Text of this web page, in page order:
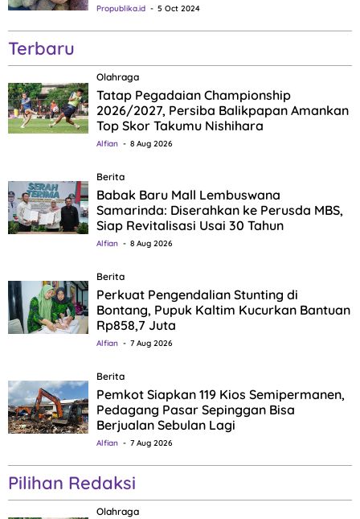
Propublika.id 5 Oct 2024
Terbaru
Olahraga
Tatap Pegadaian Championship
2026/2027, Persiba Balikpapan Amankan
Top Skor Takumu Nishihara
Alfian 8 Aug 2026
Berita
Babak Baru Mall Lembuswana
Samarinda: Diserahkan ke Perusda MBS,
Siap Revitalisasi Usai 30 Tahun
Alfian 8 Aug 2026
Berita
Perkuat Pengendalian Stunting di
Bontang, Pupuk Kaltim Kucurkan Bantuan
Rp858,7 Juta
Alfian 7 Aug 2026
Berita
Pemkot Siapkan 119 Kios Semipermanen,
Pedagang Pasar Sepinggan Bisa
Berjualan Sebulan Lagi
Alfian 7 Aug 2026
Pilihan Redaksi
Olahraga